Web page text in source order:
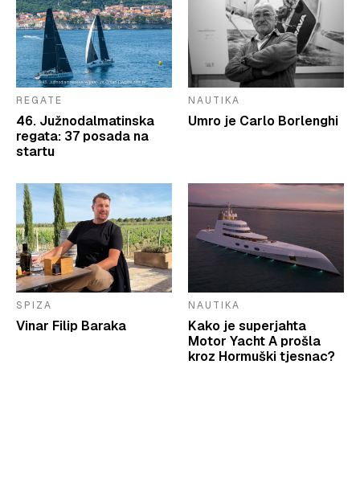
REGATE
46. Južnodalmatinska
regata: 37 posada na
startu
NAUTIKA
Umro je Carlo Borlenghi
SPIZA
Vinar Filip Baraka
NAUTIKA
Kako je superjahta
Motor Yacht A prošla
kroz Hormuški tjesnac?